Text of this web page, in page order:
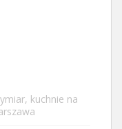
kuchnie na